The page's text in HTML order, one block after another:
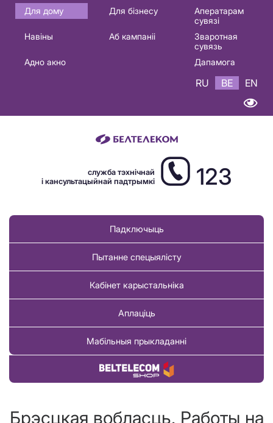
Основная
навигация
Для дому Для бізнесу
Аператарам
сувязі
Навіны
Аб кампаніі
Зваротная
сувязь
Адно акно
Дапамога
RU BE EN
служба тэхнічнай
і кансультацыйнай падтрымкі
123
Падключыць
Пытанне спецыялісту
Кабінет карыстальніка
Аплаціць
Мабільныя прыкладанні
Купіць тавар
Брэсцкая вобласць. Работы на